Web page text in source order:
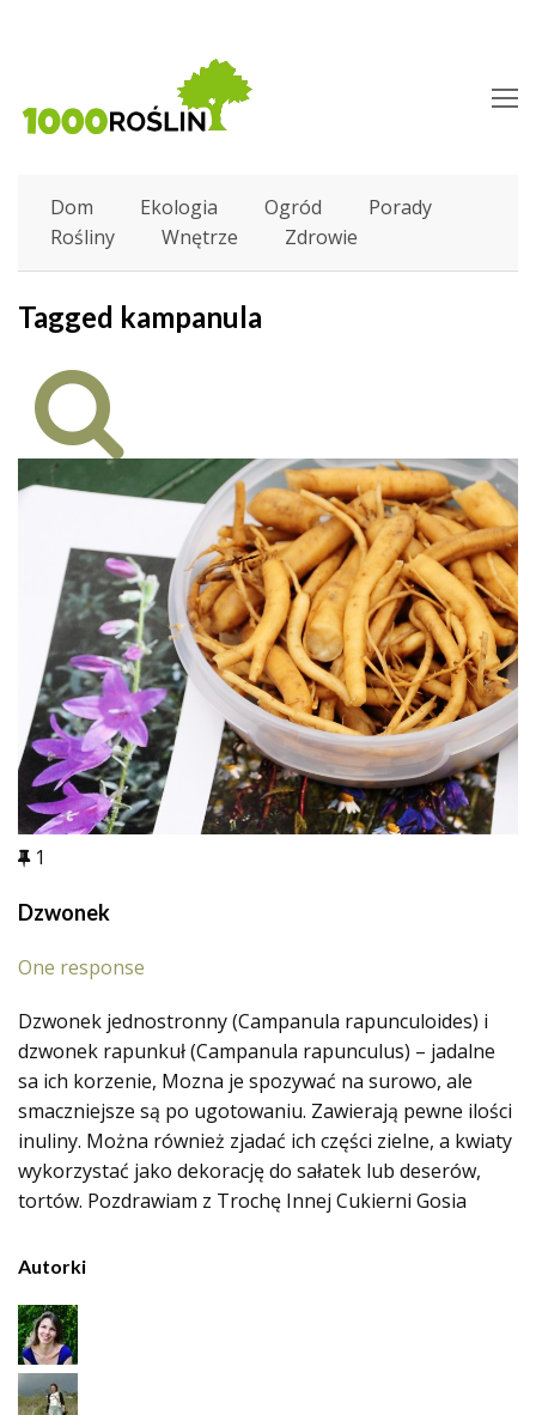
Dom Ekologia Ogród
Porady
Rośliny
Wnętrze Zdrowie
Tagged kampanula
1
Dzwonek
One response
Dzwonek jednostronny (Campanula rapunculoides) i
dzwonek rapunkuł (Campanula rapunculus) – jadalne
sa ich korzenie, Mozna je spozywać na surowo, ale
smaczniejsze są po ugotowaniu. Zawierają pewne ilości
inuliny. Można również zjadać ich części zielne, a kwiaty
wykorzystać jako dekorację do sałatek lub deserów,
tortów. Pozdrawiam z Trochę Innej Cukierni Gosia
Autorki